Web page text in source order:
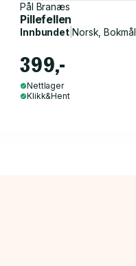
Pål Branæs
Pillefellen
Innbundet|Norsk, Bokmål
399,-
Nettlager
Klikk&Hent